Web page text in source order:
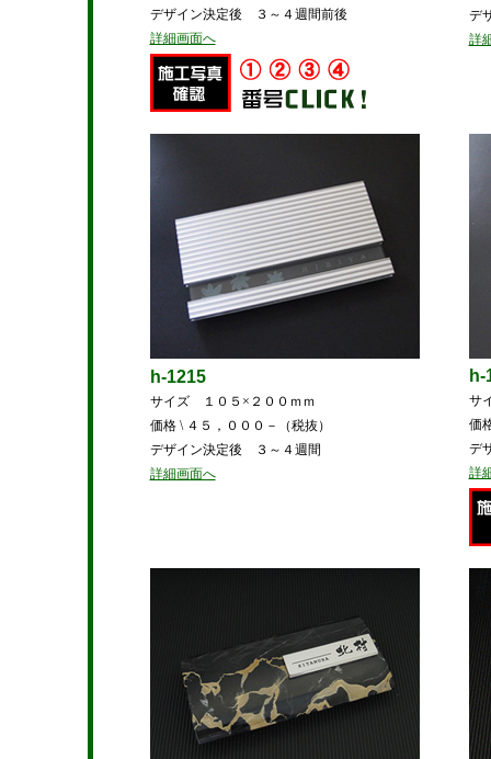
デザイン決定後 ３～４週間前後
詳細画面へ
デ
詳
h-1215
サイズ １０５×２００ｍｍ
価格 \ ４５，０００－（税抜）
デザイン決定後 ３～４週間
詳細画面へ
h-
サ
価
デ
詳